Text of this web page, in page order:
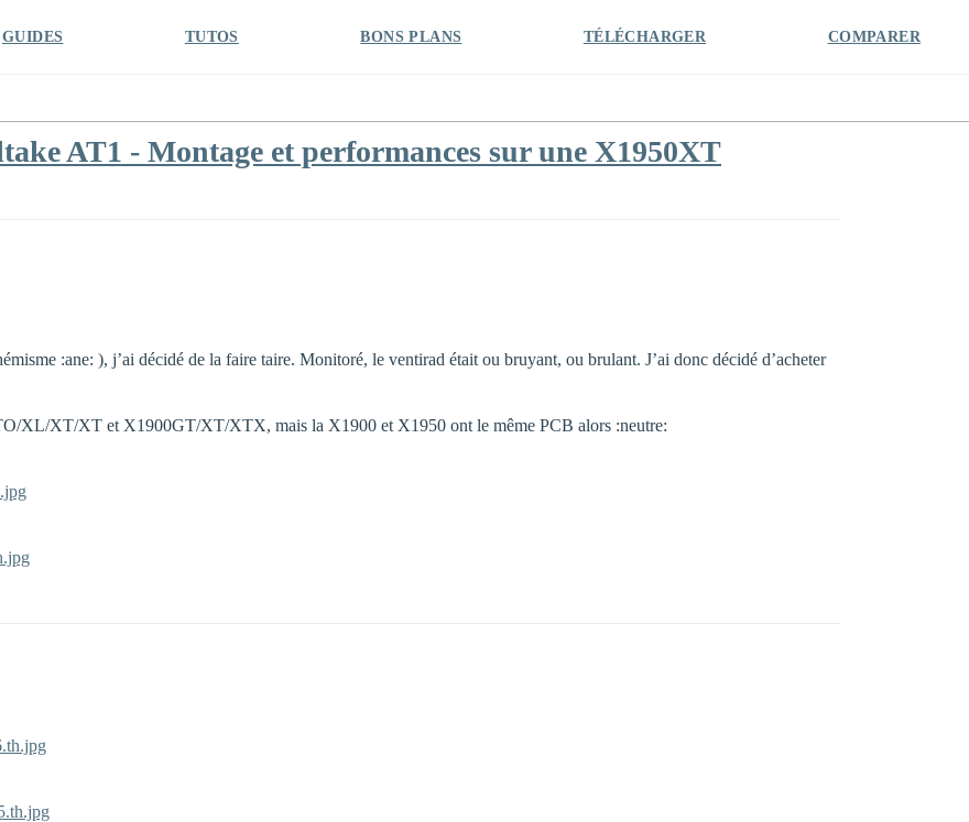
GUIDES TUTOS BONS PLANS TÉLÉCHARGER COMPARER
AT1 - Montage et performances sur une X1950XT
:ane: ), j’ai décidé de la faire taire. Monitoré, le ventirad était ou bruyant, ou brulant. J’ai donc décidé d’acheter
XL/XT/XT et X1900GT/XT/XTX, mais la X1900 et X1950 ont le même PCB alors :neutre: